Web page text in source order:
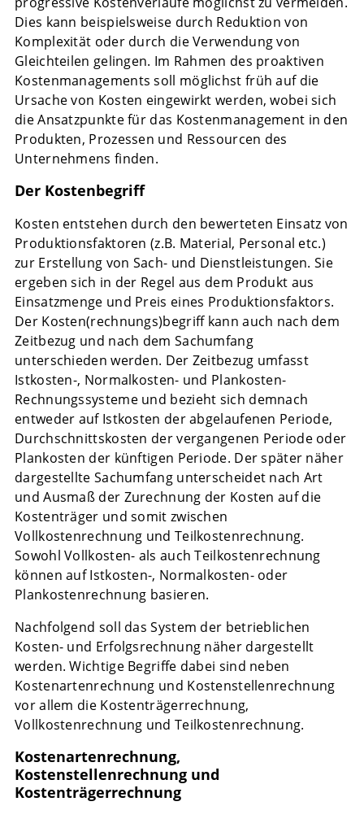
Dies kann beispielsweise durch Reduktion von
Komplexität oder durch die Verwendung von
Gleichteilen gelingen. Im Rahmen des proaktiven
Kostenmanagements soll möglichst früh auf die
Ursache von Kosten eingewirkt werden, wobei sich
die Ansatzpunkte für das Kostenmanagement in den
Produkten, Prozessen und Ressourcen des
Unternehmens finden.
Der Kostenbegriff
Kosten entstehen durch den bewerteten Einsatz von
Produktionsfaktoren (z.B. Material, Personal etc.)
zur Erstellung von Sach- und Dienstleistungen. Sie
ergeben sich in der Regel aus dem Produkt aus
Einsatzmenge und Preis eines Produktionsfaktors.
Der Kosten(rechnungs)begriff kann auch nach dem
Zeitbezug und nach dem Sachumfang
unterschieden werden. Der Zeitbezug umfasst
Istkosten-, Normalkosten- und Plankosten-
Rechnungssysteme und bezieht sich demnach
entweder auf Istkosten der abgelaufenen Periode,
Durchschnittskosten der vergangenen Periode oder
Plankosten der künftigen Periode. Der später näher
dargestellte Sachumfang unterscheidet nach Art
und Ausmaß der Zurechnung der Kosten auf die
Kostenträger und somit zwischen
Vollkostenrechnung und Teilkostenrechnung.
Sowohl Vollkosten- als auch Teilkostenrechnung
können auf Istkosten-, Normalkosten- oder
Plankostenrechnung basieren.
Nachfolgend soll das System der betrieblichen
Kosten- und Erfolgsrechnung näher dargestellt
werden. Wichtige Begriffe dabei sind neben
Kostenartenrechnung und Kostenstellenrechnung
vor allem die Kostenträgerrechnung,
Vollkostenrechnung und Teilkostenrechnung.
Kostenartenrechnung,
Kostenstellenrechnung und
Kostenträgerrechnung